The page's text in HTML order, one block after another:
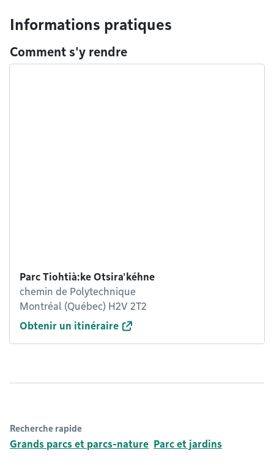
Informations pratiques
Comment s'y rendre
Parc Tiohtià:ke Otsira'kéhne
chemin de Polytechnique
Montréal (Québec) H2V 2T2
Obtenir un itinéraire
Recherche rapide
Grands parcs et parcs-nature Parc et jardins